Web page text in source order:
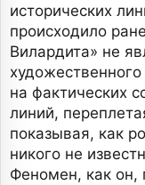
исторических
происходило
Вилардита» не
на фактических
линий,
показывая, как
никого не
Феномен, как он,